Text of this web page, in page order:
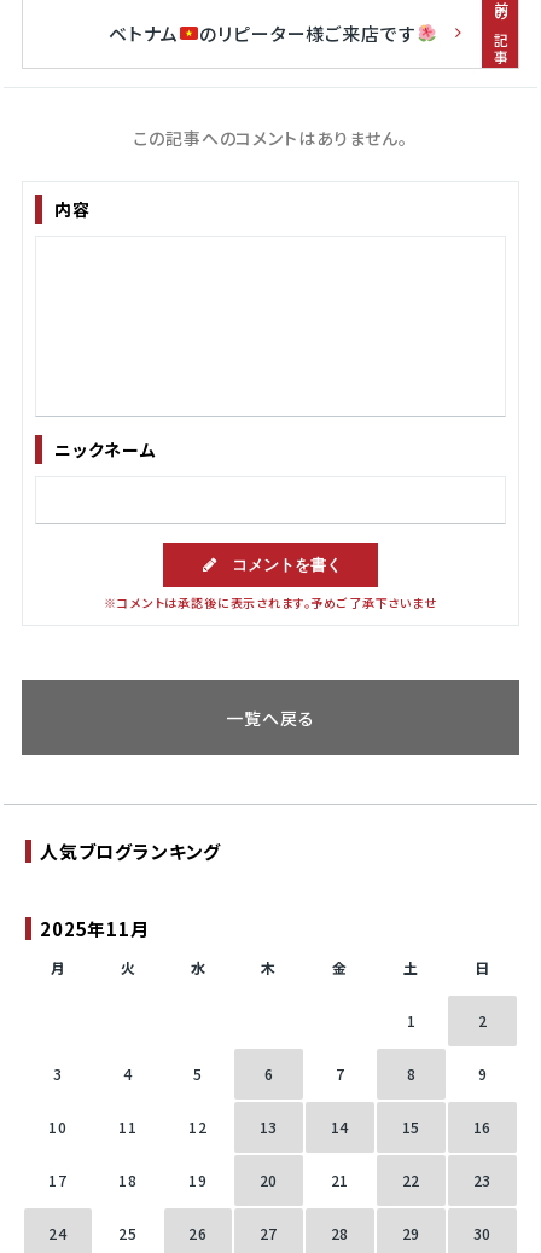
前の記事
ベトナム のリピーター様ご来店です
この記事へのコメントはありません。
ニックネーム
内容
コメントを書く
※コメントは承認後に表示されます。予めご了承下さいませ
一覧へ戻る
2025年11月
月 火 水 木 金 土 日
1 2
3 4 5 6 7 8 9
10 11 12 13 14 15 16
17 18 19 20 21 22 23
24 25 26 27 28 29 30
人気ブログランキング